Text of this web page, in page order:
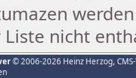
nicht
© 2006-2026 Heinz Herzog,